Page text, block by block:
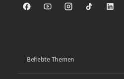
Sparkasse auf Facebook
Sparkasse auf Youtube
Sparkasse auf
Sparkasse
Beliebte Themen